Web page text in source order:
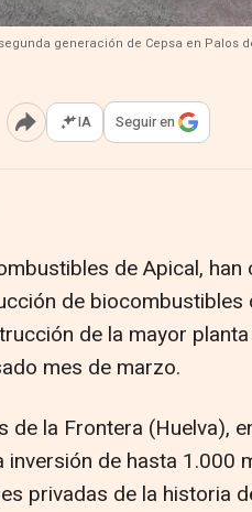
generación de Cepsa en Palos
Abrir opciones para
IA Seguir en
de Apical, han
de biocombustibles
de la mayor
mes de marzo.
de la Frontera (Huelva),
de hasta 1.000
privadas de la historia